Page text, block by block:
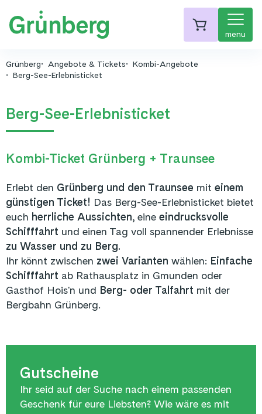
menu
Grünberg Angebote & Tickets
Kombi-Angebote
Berg-See-Erlebnisticket
Berg-See-Erlebnisticket
Kombi-Ticket Grünberg + Traunsee
Erlebt den Grünberg und den Traunsee mit einem
günstigen Ticket! Das Berg-See-Erlebnisticket bietet
euch herrliche Aussichten, eine eindrucksvolle
Schifffahrt und einen Tag voll spannender Erlebnisse
zu Wasser und zu Berg.
Ihr könnt zwischen zwei Varianten wählen: Einfache
Schifffahrt ab Rathausplatz in Gmunden oder
Gasthof Hois'n und Berg- oder Talfahrt mit der
Bergbahn Grünberg.
Gutscheine
Ihr seid auf der Suche nach einem passenden
Geschenk für eure Liebsten? Wie wäre es mit